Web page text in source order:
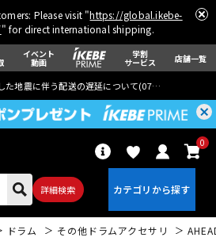
Please visit "https://global.ikebe-
" for direct international shipping.
イベント
動画
学割
サービス 店舗一覧
た地震に伴う配送の遅延について(07月29日
詳細検索
0
ドラム その他ドラムアクセサリ